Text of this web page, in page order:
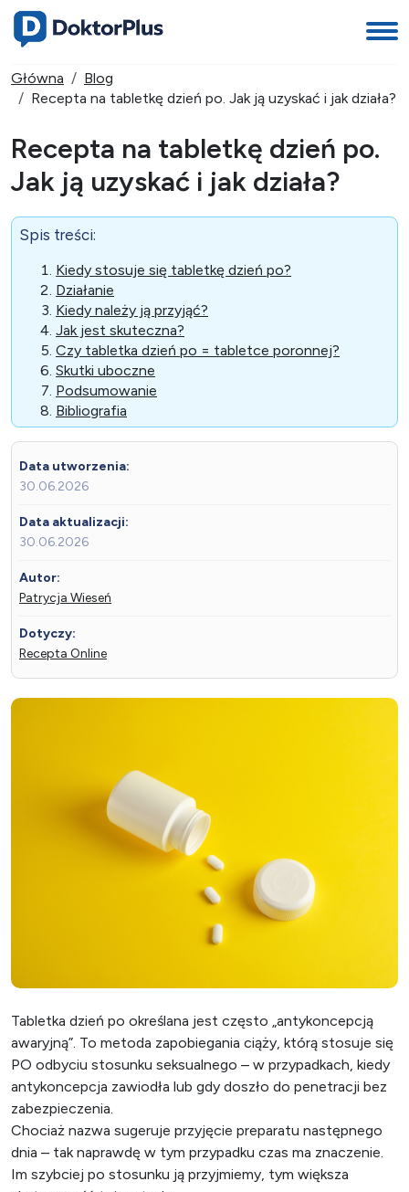
Główna
Blog
Recepta na tabletkę dzień po. Jak ją uzyskać i jak działa?
Recepta na tabletkę dzień po.
Jak ją uzyskać i jak działa?
Spis treści:
Kiedy stosuje się tabletkę dzień po?
Działanie
Kiedy należy ją przyjąć?
Jak jest skuteczna?
Czy tabletka dzień po = tabletce poronnej?
Skutki uboczne
Podsumowanie
Bibliografia
Data utworzenia:
30.06.2026
Data aktualizacji:
30.06.2026
Autor:
Patrycja Wieseń
Dotyczy:
Recepta Online
Tabletka dzień po określana jest często „antykoncepcją
awaryjną”. To metoda zapobiegania ciąży, którą stosuje się
PO odbyciu stosunku seksualnego – w przypadkach, kiedy
antykoncepcja zawiodła lub gdy doszło do penetracji bez
zabezpieczenia.
Chociaż nazwa sugeruje przyjęcie preparatu następnego
dnia – tak naprawdę w tym przypadku czas ma znaczenie.
Im szybciej po stosunku ją przyjmiemy, tym większa